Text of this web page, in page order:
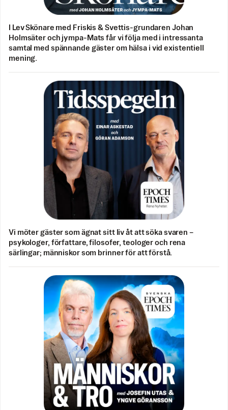
I Lev Skönare med Friskis & Svettis-grundaren Johan
Holmsäter och jympa-Mats får vi följa med i intressanta
samtal med spännande gäster om hälsa i vid existentiell
mening.
Vi möter gäster som ägnat sitt liv åt att söka svaren –
psykologer, författare, filosofer, teologer och rena
särlingar; människor som brinner för att förstå.